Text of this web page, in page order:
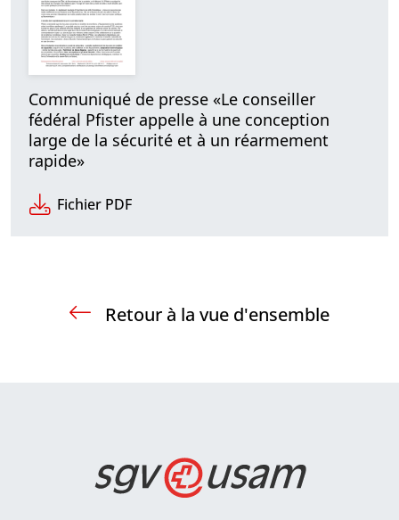
Communiqué de presse «Le conseiller
fédéral Pfister appelle à une conception
large de la sécurité et à un réarmement
rapide»
Fichier PDF
Retour à la vue d'ensemble